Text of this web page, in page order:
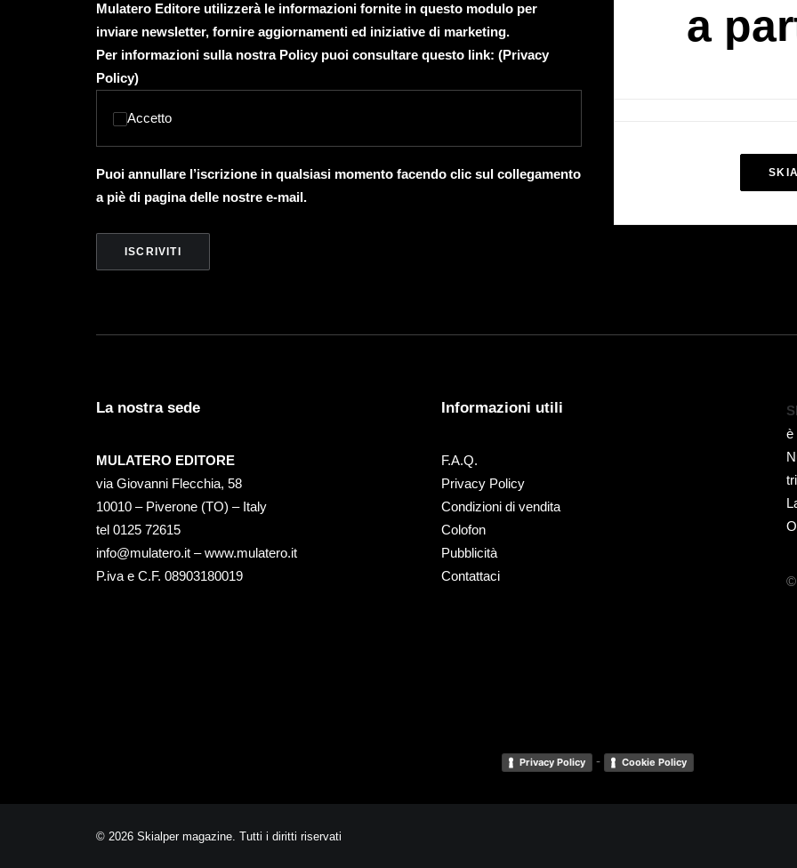
Mulatero Editore utilizzerà le informazioni fornite in questo modulo per
inviare newsletter, fornire aggiornamenti ed iniziative di marketing.
Per informazioni sulla nostra Policy puoi consultare questo link: (Privacy
Policy)
Accetto
Puoi annullare l’iscrizione in qualsiasi momento facendo clic sul collegamento
a piè di pagina delle nostre e-mail.
a
La nostra sede
MULATERO EDITORE
via Giovanni Flecchia, 58
10010 – Piverone (TO) – Italy
tel ‭0125 72615‬
info@mulatero.it –www.mulatero.it
P.iva e C.F. 08903180019
Informazioni utili
F.A.Q.
Privacy Policy
Condizioni di vendita
Colofon
Pubblicità
Contattaci
è
©
Privacy Policy - Cookie Policy
© 2026 Skialper magazine. Tutti i diritti riservati